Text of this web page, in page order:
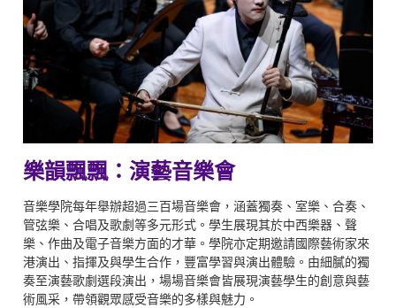
樂韻飄飄：演藝音樂會
音樂學院每年舉辦超過三百場音樂會，涵蓋獨奏、室樂、合奏、
管弦樂、合唱及歌劇等多元形式。學生展現其於中西樂器、聲
樂、作曲及電子音樂方面的才華。學院亦定期邀請國際藝術家來
港演出、指揮及與學生合作，豐富學習與演出體驗。由細膩的獨
奏至演藝歌劇選段演出，場場音樂會皆展現演藝學生的創意與藝
術風采，帶領觀眾感受音樂的多樣與魅力。